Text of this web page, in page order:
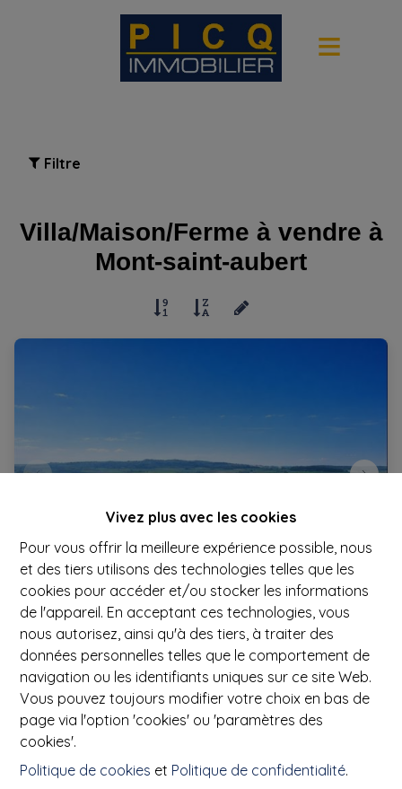
Vivez plus avec les cookies
Pour vous offrir la meilleure expérience possible, nous
et des tiers utilisons des technologies telles que les
cookies pour accéder et/ou stocker les informations
de l'appareil. En acceptant ces technologies, vous
nous autorisez, ainsi qu'à des tiers, à traiter des
données personnelles telles que le comportement de
navigation ou les identifiants uniques sur ce site Web.
Vous pouvez toujours modifier votre choix en bas de
page via l'option 'cookies' ou 'paramètres des
cookies'.
Politique de cookies et Politique de confidentialité.
Filtre
Villa/Maison/Ferme à vendre à
Mont-saint-aubert
Maison
7542 Mont-Saint-Aubert Ref 3285
€ 350.000
3 1 2533 m²